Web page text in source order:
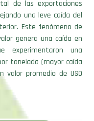
Este fenómeno de
genera una caída en
experimentaron una
tonelada (mayor caída
valor promedio de USD